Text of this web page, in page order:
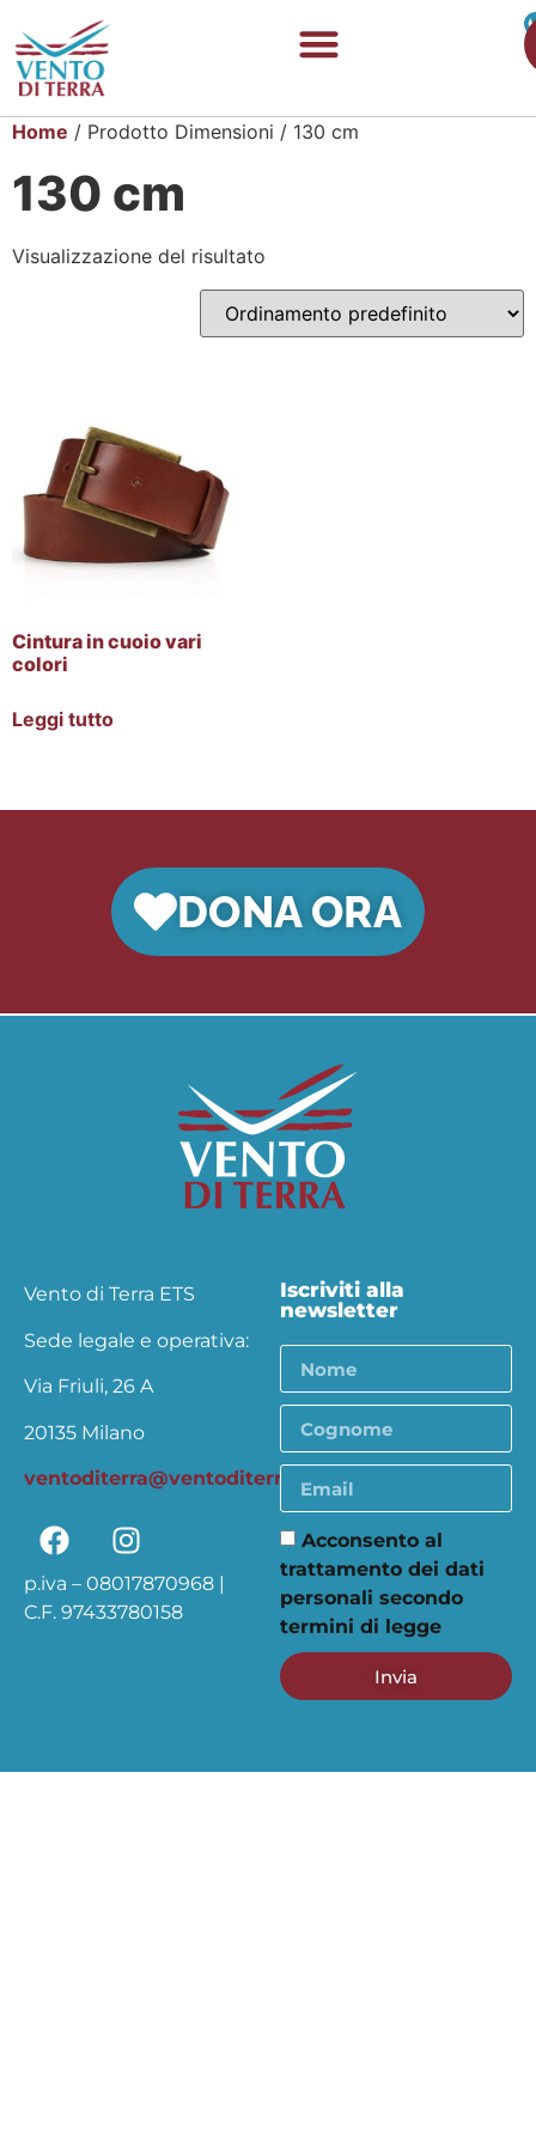
Home / Prodotto Dimensioni / 130 cm
130 cm
Visualizzazione del risultato
Cintura in cuoio vari
colori
Leggi tutto
DONA ORA
Vento di Terra ETS
Sede legale e operativa:
Via Friuli, 26 A
20135 Milano
ventoditerra@ventoditerra.org
p.iva – 08017870968 |
C.F. 97433780158
Iscriviti alla
newsletter
Acconsento al
trattamento dei dati
personali secondo
termini di legge
Invia